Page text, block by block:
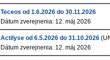
Teceos od 1.6.2026 do 30.11.2026
Dátum zverejnenia: 12. máj 2026
Actilyse od 6.5.2026 do 31.10.2026
Dátum zverejnenia: 12. máj 2026